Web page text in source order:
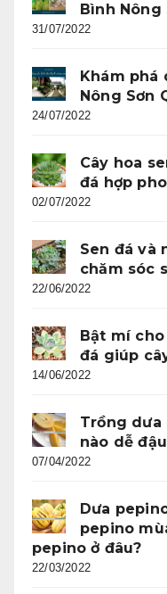
Bình Nông
31/07/2022
Khám
Nông Sơn
24/07/2022
Cây hoa
đá hợp
02/07/2022
Sen đá và
chăm sóc
22/06/2022
Bật mí
đá giúp
14/06/2022
Trồng dưa
nào dễ
07/04/2022
Dưa
pepino
pepino ở đâu?
22/03/2022